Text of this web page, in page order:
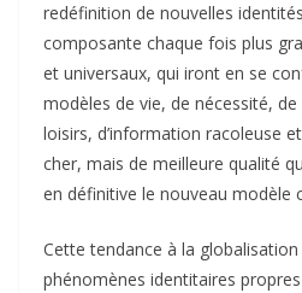
redéfinition de nouvelles
composante chaque fois plus
et universaux, qui iront en se
modèles de vie, de nécessité,
loisirs, d’information racoleuse
cher, mais de meilleure qualité
en définitive le nouveau modèle
Cette tendance à la
phénomènes identitaires